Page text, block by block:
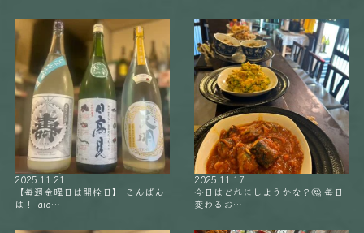
2025.11.21
【毎週金曜日は開栓日】 こんばん
は！ aio…
2025.11.17
今日はどれにしようかな？🤔 毎日
変わるお…